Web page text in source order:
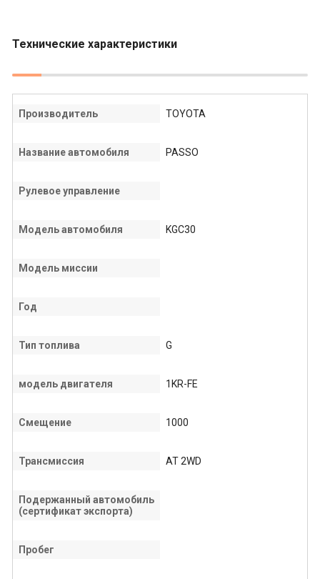
Технические характеристики
Производитель TOYOTA
Название автомобиля PASSO
Рулевое управление
Модель автомобиля KGC30
Модель миссии
Год
Тип топлива G
модель двигателя 1KR-FE
Смещение 1000
Трансмиссия AT 2WD
Подержанный автомобиль
(сертификат экспорта)
Пробег